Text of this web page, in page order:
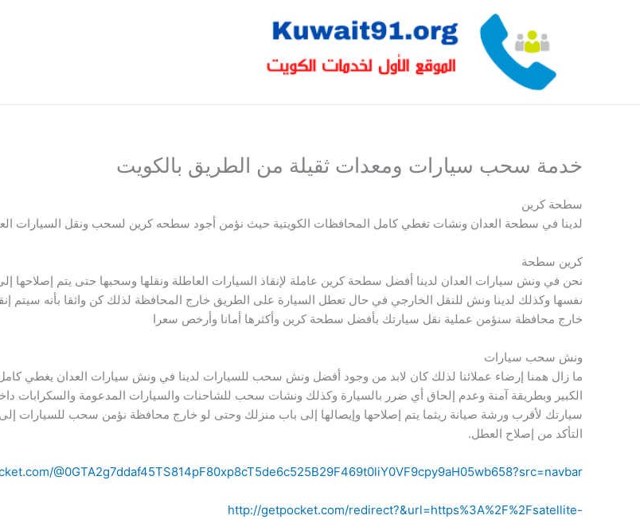
خدمة سحب سيارات ومعدات ثقيلة من الطريق بالكويت
سطحة كرين
لدينا في سطحة العدان ونشات تغطي كامل المحافظات الكويتية حيث نؤمن أجود سطحه كرين لسحب ونقل السيارات
كرين سطحة
نحن في ونش سيارات العدان لدينا أفضل سطحة كرين عاملة لإنقاذ السيارات العاطلة ونقلها وسحبها حتى يتم
نفسها وكذلك لدينا ونش للنقل الخارجي في حال تعطل السيارة على الطريق خارج المحافظة لذلك كن واثقا بأنه
خارج محافظة سنؤمن عملية نقل سيارتك بأفضل سطحة كرين وأكثرها أمانا وأرخص سعرا
ونش سحب سيارات
ما زال همنا إرضاء عملائنا لذلك كان لابد من وجود أفضل ونش سحب للسيارات لدينا في ونش سيارات العدان يغطي
الكبير وبطريقة آمنة وعدم إلحاق أي ضرر بالسيارة وكذلك ونشات سحب للشاحنات والسيارات المدعومة والسكرابات
سيارتك لأقرب ورشة صيانة ريثما يتم إصلاحها وإيصالها إلى باب منزلك وحتى لو خارج محافظة نؤمن سحب للسيارات
التأكد من إصلاح العطل.
@0GTA2g7ddaf45TS814pF80xp8cT5de6c525B29F469t0liY0VF9cpy9aH05wb658?src=navbar
http://getpocket.com/redirect?&url=https%3A%2F%2Fsatellite-